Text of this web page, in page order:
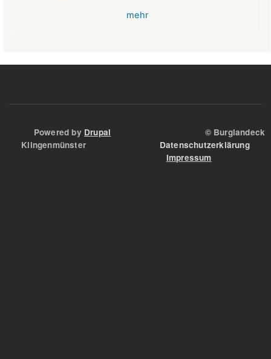
mehr
Powered by Drupal © Burglandeck
Klingenmünster Datenschutzerklärung
Impressum